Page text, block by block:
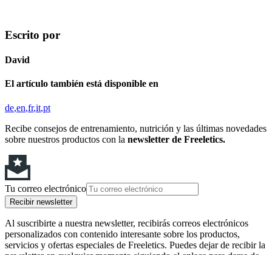
Escrito por
David
El artículo también está disponible en
de en fr it pt
Recibe consejos de entrenamiento, nutrición y las últimas novedades
sobre nuestros productos con la newsletter de Freeletics.
Tu correo electrónico
Recibir newsletter
Al suscribirte a nuestra newsletter, recibirás correos electrónicos
personalizados con contenido interesante sobre los productos,
servicios y ofertas especiales de Freeletics. Puedes dejar de recibir la